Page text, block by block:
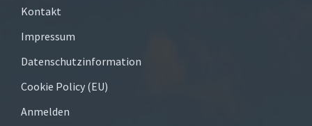
Kontakt
Impressum
Datenschutzinformation
Cookie Policy (EU)
Anmelden